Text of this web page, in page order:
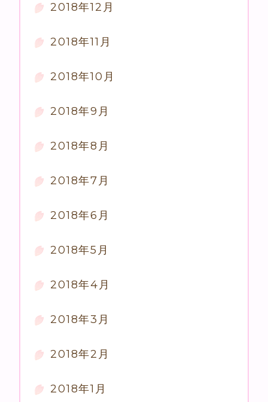
2018年12月
2018年11月
2018年10月
2018年9月
2018年8月
2018年7月
2018年6月
2018年5月
2018年4月
2018年3月
2018年2月
2018年1月